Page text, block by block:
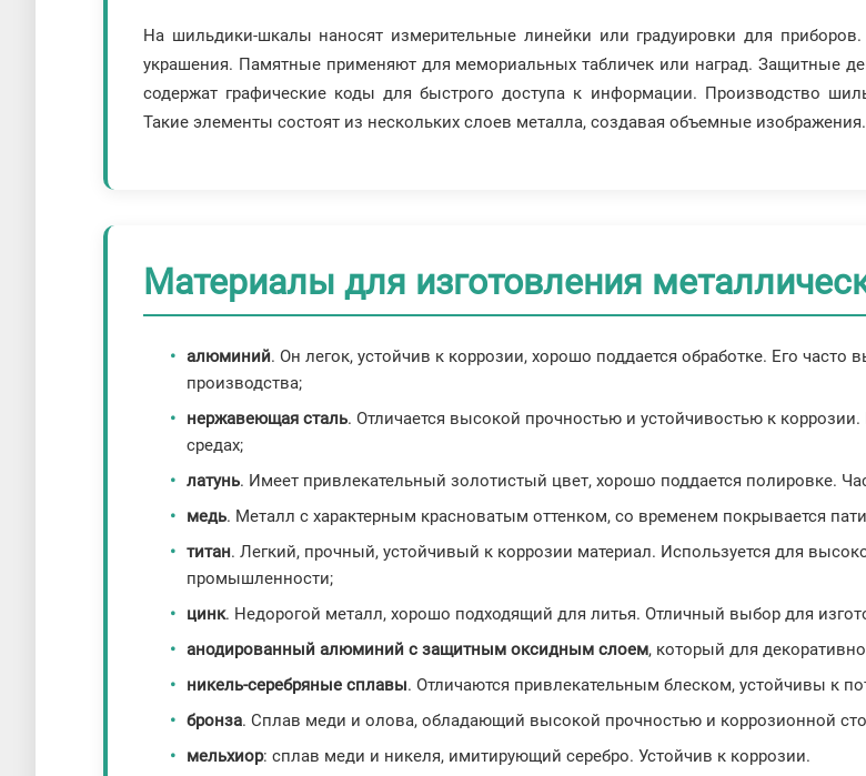
На шильдики-шкалы наносят измерительные линейки или градуировки для
украшения. Памятные применяют для мемориальных табличек или наград. Защитные
содержат графические коды для быстрого доступа к информации. Производство
Такие элементы состоят из нескольких слоев металла, создавая объемные изображения.
Материалы для изготовления
алюминий. Он легок, устойчив к коррозии, хорошо поддается обработке. Его часто
производства;
нержавеющая сталь. Отличается высокой прочностью и устойчивостью к
средах;
латунь. Имеет привлекательный золотистый цвет, хорошо поддается полировке.
медь. Металл с характерным красноватым оттенком, со временем покрывается
титан. Легкий, прочный, устойчивый к коррозии материал. Используется для
промышленности;
цинк. Недорогой металл, хорошо подходящий для литья. Отличный выбор для
анодированный алюминий с защитным оксидным слоем, который для
никель-серебряные сплавы. Отличаются привлекательным блеском, устойчивы к
бронза. Сплав меди и олова, обладающий высокой прочностью и коррозионной
мельхиор: сплав меди и никеля, имитирующий серебро. Устойчив к коррозии.